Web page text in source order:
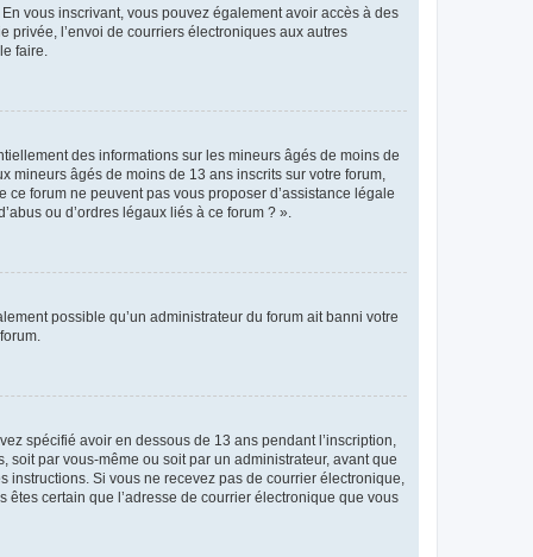
vous inscrivant, vous pouvez également avoir accès à des
privée, l’envoi de courriers électroniques aux autres
faire.
des informations sur les mineurs âgés de moins de
mineurs âgés de moins de 13 ans inscrits sur votre forum,
forum ne peuvent pas vous proposer d’assistance légale
ou d’ordres légaux liés à ce forum ? ».
possible qu’un administrateur du forum ait banni votre
spécifié avoir en dessous de 13 ans pendant l’inscription,
par vous-même ou soit par un administrateur, avant que
Si vous ne recevez pas de courrier électronique,
certain que l’adresse de courrier électronique que vous